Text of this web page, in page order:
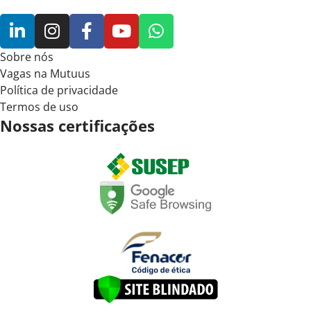
Sobre nós
Vagas na Mutuus
Política de privacidade
Termos de uso
Nossas certificações